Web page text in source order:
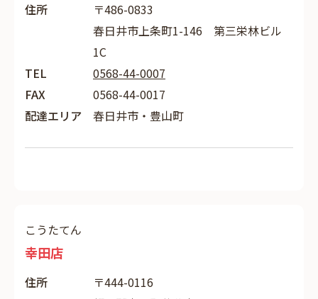
住所
〒486-0833
春日井市上条町1-146 第三栄林ビル
1C
TEL
0568-44-0007
FAX
0568-44-0017
配達エリア
春日井市・豊山町
こうたてん
幸田店
住所
〒444-0116